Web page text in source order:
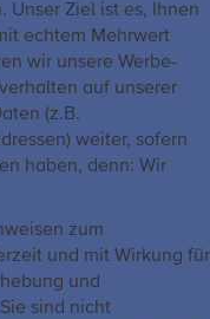
Unser Ziel ist es, Ihnen
echtem Mehrwert
wir unsere Werbe-
auf unserer
(z.B.
weiter, sofern
haben, denn: Wir
zum
und mit Wirkung für
und
sind nicht